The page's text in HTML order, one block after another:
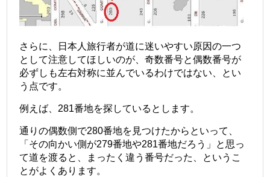
さらに、日本人旅行者が道に迷いやすい原因の一つ
として注意してほしいのが、奇数番号と偶数番号が
必ずしも左右対称に並んでいるわけではない、とい
う点です。
例えば、281番地を探しているとします。
通りの偶数側で280番地を見つけたからといって、
「その向かい側が279番地や281番地だろう」と思っ
て道を渡ると、まったく違う番号だった、というこ
とがよくあります。